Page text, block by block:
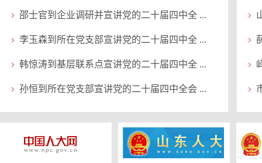
邵士官到企业调研并宣讲党的二十届四中全 ...
李玉森到所在党支部宣讲党的二十届四中全 ...
韩惊涛到基层联系点宣讲党的二十届四中全 ...
孙恒到所在党支部宣讲党的二十届四中全会 ...